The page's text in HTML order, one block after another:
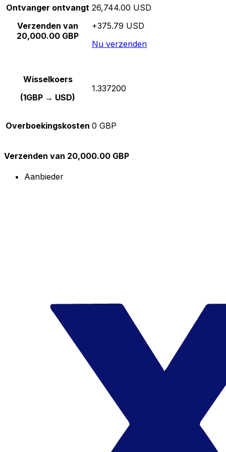
Ontvanger ontvangt
Verzenden van
20,000.00 GBP
26,744.00 USD
+375.79 USD
Nu verzenden
Wisselkoers
(1GBP → USD)
1.337200
Overboekingskosten 0 GBP
Verzenden van 20,000.00 GBP
Aanbieder